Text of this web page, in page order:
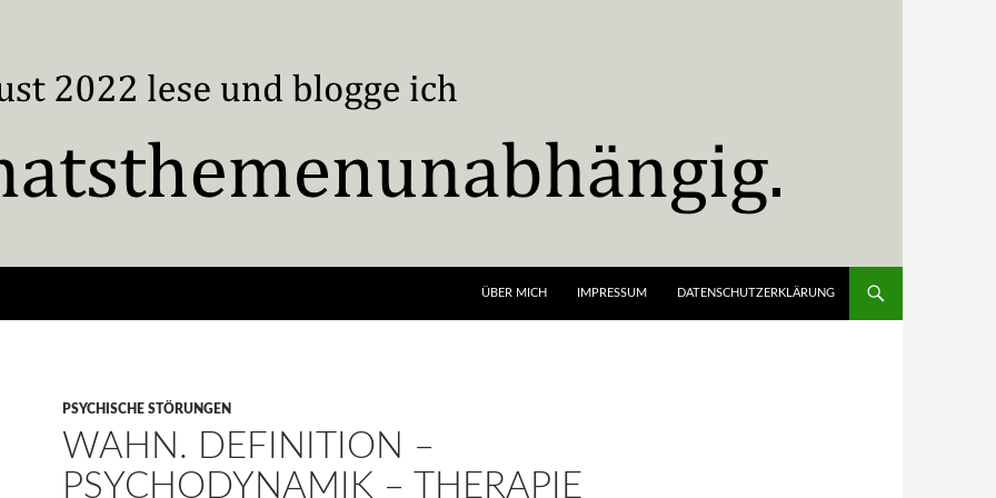
ÜBER MICH IMPRESSUM DATENSCHUTZERKLÄRUNG
PSYCHISCHE STÖRUNGEN
WAHN. DEFINITION –
PSYCHODYNAMIK – THERAPIE